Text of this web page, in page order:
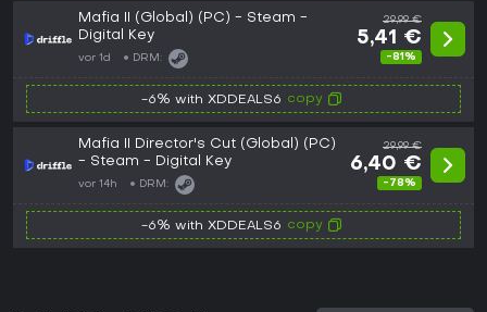
Mafia II (Global) (PC) - Steam -
Digital Key
vor 1d DRM:
29,99 €
5,41 €
-81%
-6% with XDDEALS6 copy
Mafia II Director's Cut (Global) (PC)
- Steam - Digital Key
vor 14h DRM:
29,99 €
6,40 €
-78%
-6% with XDDEALS6 copy